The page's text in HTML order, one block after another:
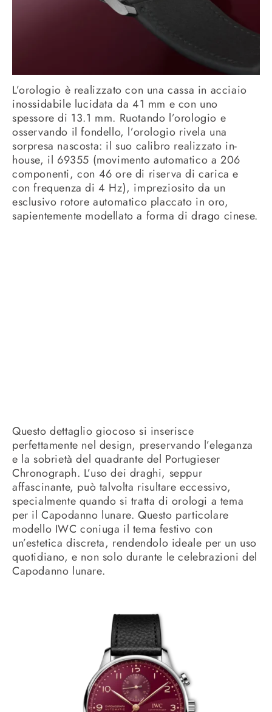
L’orologio è realizzato con una cassa in acciaio
inossidabile lucidata da 41 mm e con uno
spessore di 13.1 mm. Ruotando l’orologio e
osservando il fondello, l’orologio rivela una
sorpresa nascosta: il suo calibro realizzato in-
house, il 69355 (movimento automatico a 206
componenti, con 46 ore di riserva di carica e
con frequenza di 4 Hz), impreziosito da un
esclusivo rotore automatico placcato in oro,
sapientemente modellato a forma di drago cinese.
Questo dettaglio giocoso si inserisce
perfettamente nel design, preservando l’eleganza
e la sobrietà del quadrante del Portugieser
Chronograph. L’uso dei draghi, seppur
affascinante, può talvolta risultare eccessivo,
specialmente quando si tratta di orologi a tema
per il Capodanno lunare. Questo particolare
modello IWC coniuga il tema festivo con
un’estetica discreta, rendendolo ideale per un uso
quotidiano, e non solo durante le celebrazioni del
Capodanno lunare.